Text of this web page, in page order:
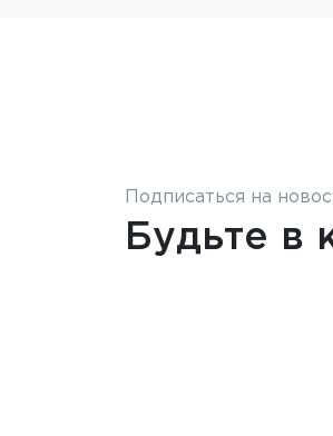
Подписаться на
Будьте в